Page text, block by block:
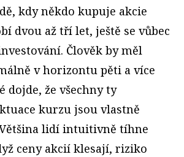
kdy někdo kupuje akcie
dvou až tří let, ještě se vůbec
Člověk by měl
v horizontu pěti a více
dojde, že všechny ty
kurzu jsou vlastně
lidí intuitivně tíhne
ceny akcií klesají, riziko